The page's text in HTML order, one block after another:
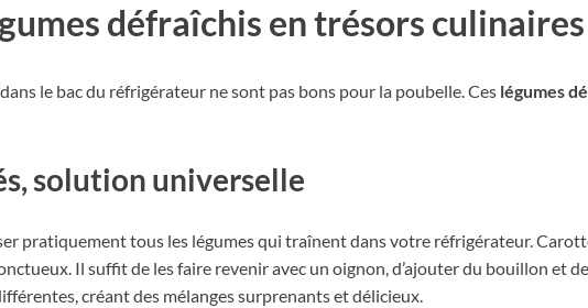
défraîchis en trésors culinaires
le bac du réfrigérateur ne sont pas bons pour la poubelle. Ces légumes
solution universelle
pratiquement tous les légumes qui traînent dans votre réfrigérateur.
Il suffit de les faire revenir avec un oignon, d’ajouter du bouillon et
créant des mélanges surprenants et délicieux.